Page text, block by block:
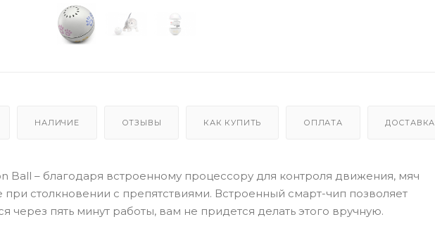
НАЛИЧИЕ ОТЗЫВЫ КАК КУПИТЬ ОПЛАТА ДОСТАВКА
Ball – благодаря встроенному процессору для контроля движения, мяч
столкновении с препятствиями. Встроенный смарт-чип позволяет
через пять минут работы, вам не придется делать этого вручную.